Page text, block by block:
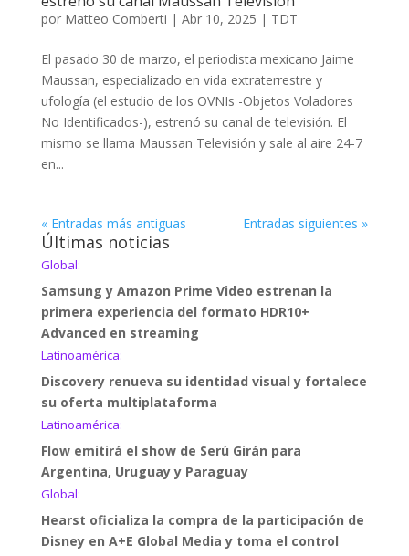
por Matteo Comberti | Abr 10, 2025 | TDT
El pasado 30 de marzo, el periodista mexicano Jaime
Maussan, especializado en vida extraterrestre y
ufología (el estudio de los OVNIs -Objetos Voladores
No Identificados-), estrenó su canal de televisión. El
mismo se llama Maussan Televisión y sale al aire 24-7
en...
« Entradas más antiguas Entradas siguientes »
Últimas noticias
Global:
Samsung y Amazon Prime Video estrenan la
primera experiencia del formato HDR10+
Advanced en streaming
Latinoamérica:
Discovery renueva su identidad visual y fortalece
su oferta multiplataforma
Latinoamérica:
Flow emitirá el show de Serú Girán para
Argentina, Uruguay y Paraguay
Global:
Hearst oficializa la compra de la participación de
Disney en A+E Global Media y toma el control